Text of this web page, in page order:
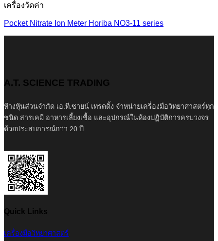
เครื่องวัดค่า
Pocket Nitrate Ion Meter Horiba NO3-11 series
A.T. SCIENCE TRADING
ห้างหุ้นส่วนจำกัด เอ.ที.ซายน์ เทรดดิ้ง จำหน่ายเครื่องมือวิทยาศาสตร์ทุก
ชนิด สารเคมี อาหารเลี้ยงเชื้อ และอุปกรณ์ในห้องปฏิบัติการครบวงจร
ด้วยประสบการณ์กว่า 20 ปี
Quick Links
เครื่องมือวิทยาศาสตร์